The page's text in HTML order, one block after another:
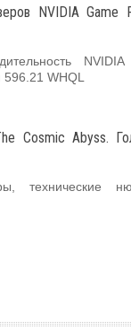
NVIDIA Game
WHQL
Cosmic Abyss.
технические